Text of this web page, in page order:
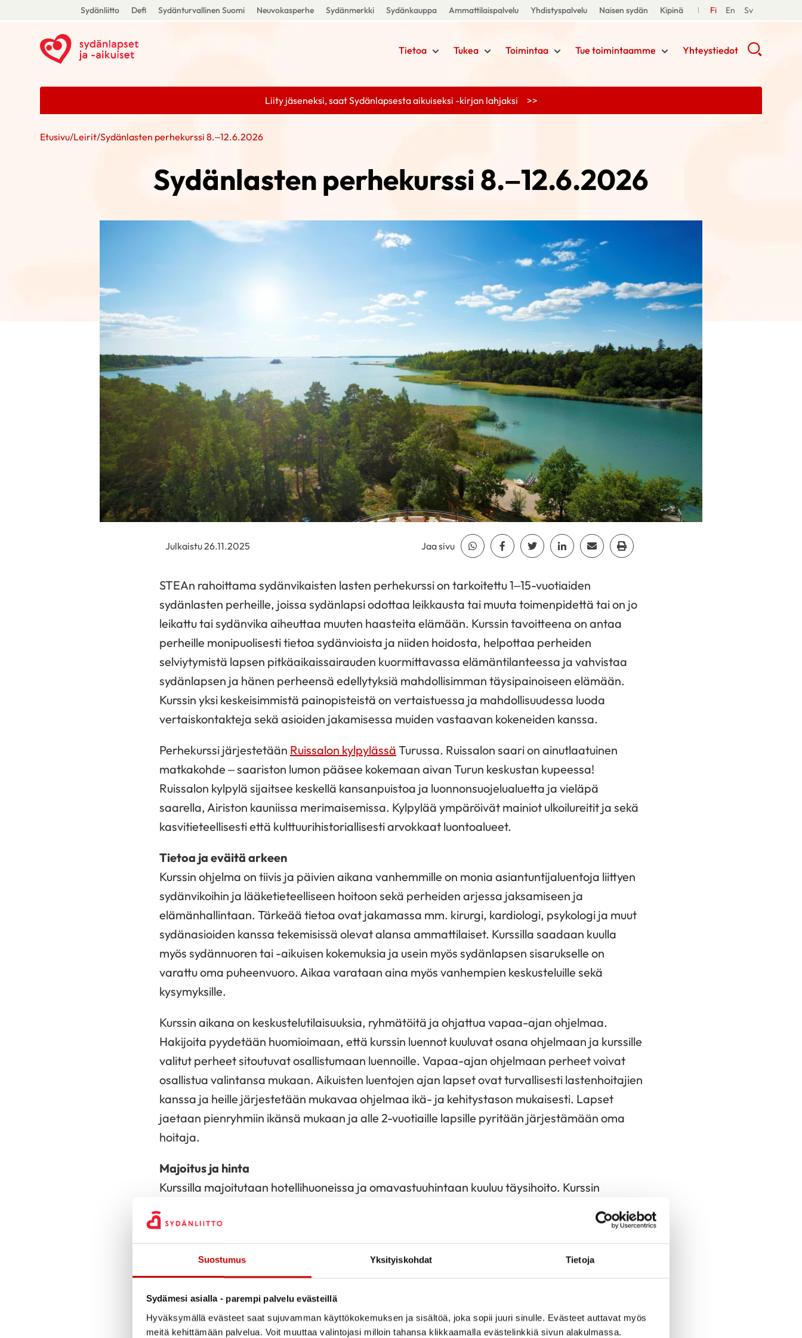
Suostumus Yksityiskohdat Tietoja
Sydämesi asialla - parempi palvelu evästeillä
Hyväksymällä evästeet saat sujuvamman käyttökokemuksen ja sisältöä, joka sopii juuri sinulle. Evästeet auttavat myös
meitä kehittämään palvelua. Voit muuttaa valintojasi milloin tahansa klikkaamalla evästelinkkiä sivun alakulmassa.
Sydänliitto Defi Sydänturvallinen Suomi Neuvokasperhe Sydänmerkki Sydänkauppa Ammattilaispalvelu Yhdistyspalvelu Naisen sydän Kipinä Fi En Sv
Tietoa Tukea Toimintaa Tue toimintaamme Yhteystiedot
Liity jäseneksi, saat Sydänlapsesta aikuiseksi -kirjan lahjaksi >>
Etusivu/Leirit/Sydänlasten perhekurssi 8.–12.6.2026
Sydänlasten perhekurssi 8.–12.6.2026
Julkaistu 26.11.2025 Jaa sivu Jaa Whatsapp
Jaa Facebook
Jaa TwitterJaa LinkedinJaa EmailJaa Print
STEAn rahoittama sydänvikaisten lasten perhekurssi on tarkoitettu 1–15-vuotiaiden
sydänlasten perheille, joissa sydänlapsi odottaa leikkausta tai muuta toimenpidettä tai on jo
leikattu tai sydänvika aiheuttaa muuten haasteita elämään. Kurssin tavoitteena on antaa
perheille monipuolisesti tietoa sydänvioista ja niiden hoidosta, helpottaa perheiden
selviytymistä lapsen pitkäaikaissairauden kuormittavassa elämäntilanteessa ja vahvistaa
sydänlapsen ja hänen perheensä edellytyksiä mahdollisimman täysipainoiseen elämään.
Kurssin yksi keskeisimmistä painopisteistä on vertaistuessa ja mahdollisuudessa luoda
vertaiskontakteja sekä asioiden jakamisessa muiden vastaavan kokeneiden kanssa.
Perhekurssi järjestetään Ruissalon kylpylässä Turussa. Ruissalon saari on ainutlaatuinen
matkakohde – saariston lumon pääsee kokemaan aivan Turun keskustan kupeessa!
Ruissalon kylpylä sijaitsee keskellä kansanpuistoa ja luonnonsuojelualuetta ja vieläpä
saarella, Airiston kauniissa merimaisemissa. Kylpylää ympäröivät mainiot ulkoilureitit ja sekä
kasvitieteellisesti että kulttuurihistoriallisesti arvokkaat luontoalueet.
Tietoa ja eväitä arkeen
Kurssin ohjelma on tiivis ja päivien aikana vanhemmille on monia asiantuntijaluentoja liittyen
sydänvikoihin ja lääketieteelliseen hoitoon sekä perheiden arjessa jaksamiseen ja
elämänhallintaan. Tärkeää tietoa ovat jakamassa mm. kirurgi, kardiologi, psykologi ja muut
sydänasioiden kanssa tekemisissä olevat alansa ammattilaiset. Kurssilla saadaan kuulla
myös sydännuoren tai -aikuisen kokemuksia ja usein myös sydänlapsen sisarukselle on
varattu oma puheenvuoro. Aikaa varataan aina myös vanhempien keskusteluille sekä
kysymyksille.
Kurssin aikana on keskustelutilaisuuksia, ryhmätöitä ja ohjattua vapaa-ajan ohjelmaa.
Hakijoita pyydetään huomioimaan, että kurssin luennot kuuluvat osana ohjelmaan ja kurssille
valitut perheet sitoutuvat osallistumaan luennoille. Vapaa-ajan ohjelmaan perheet voivat
osallistua valintansa mukaan. Aikuisten luentojen ajan lapset ovat turvallisesti lastenhoitajien
kanssa ja heille järjestetään mukavaa ohjelmaa ikä- ja kehitystason mukaisesti. Lapset
jaetaan pienryhmiin ikänsä mukaan ja alle 2-vuotiaille lapsille pyritään järjestämään oma
hoitaja.
Majoitus ja hinta
Kurssilla majoitutaan hotellihuoneissa ja omavastuuhintaan kuuluu täysihoito. Kurssin
maksutta. Matkakulut jäävät osallistujien itsensä maksettavaksi.
Valintakriteerit
Riippuen kurssille hakeutuvien perhekoosta, kurssille valitaan 8–10 perhettä. Perhekurssilla
ensisijaisena valinnan kriteerinä on perheen sosiaaliset ja terveydelliset perusteet, johon
vaikuttavat lapsen diagnoosin ja sairauden tilan lisäksi esimerkiksi tulevat leikkaukset ja/tai
toimenpiteet sekä tuen tarve. Etusijalla ovat ne perheet, jotka eivät aiemmin ole